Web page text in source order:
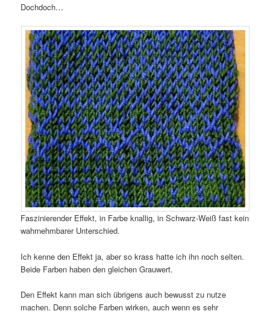
Dochdoch…
Faszinierender Effekt, in Farbe knallig, in Schwarz-Weiß fast kein
wahrnehmbarer Unterschied.
Ich kenne den Effekt ja, aber so krass hatte ich ihn noch selten.
Beide Farben haben den gleichen Grauwert.
Den Effekt kann man sich übrigens auch bewusst zu nutze
machen. Denn solche Farben wirken, auch wenn es sehr